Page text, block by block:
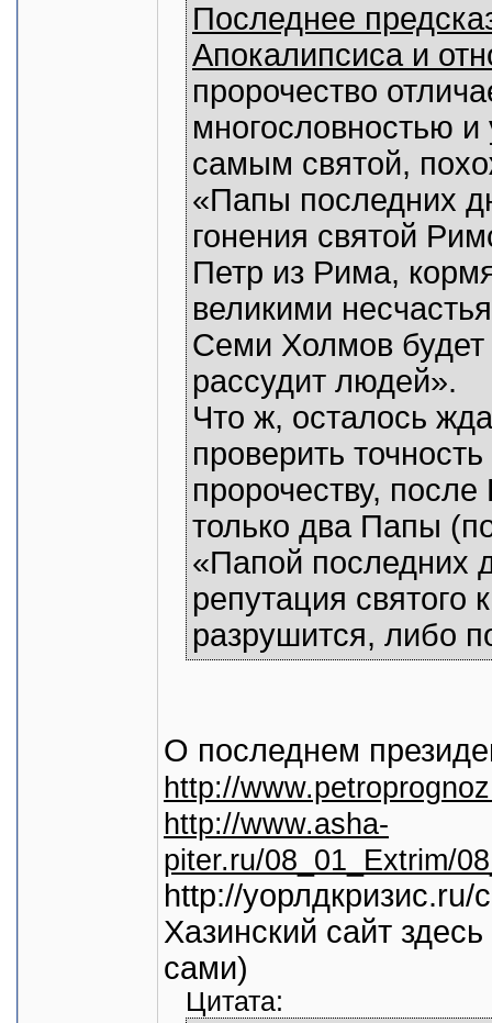
Последнее
Апокалипсиса и
пророчество
многословностью
самым святой,
«Папы последних
гонения святой
Петр из Рима,
великими
Семи Холмов
рассудит людей».
Что ж, осталось
проверить
пророчеству,
только два Папы
«Папой последних
репутация святого
разрушится, либо
О последнем
http://
http://www.asha-
piter.ru/08_01_Extrim/
http://
Хазинский сайт
сами)
Цитата: